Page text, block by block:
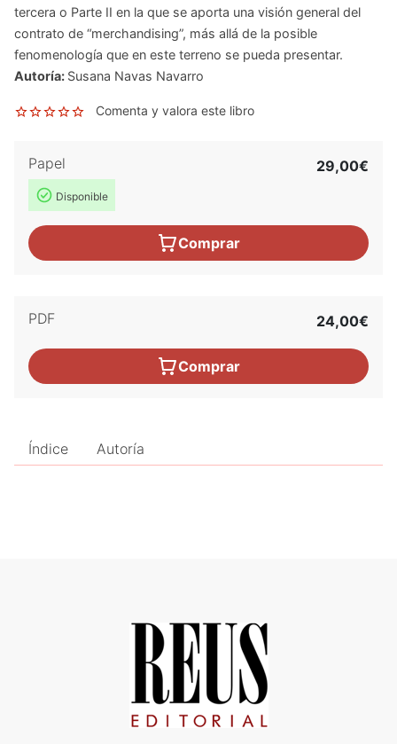
tercera o Parte II en la que se aporta una visión general del
contrato de “merchandising”, más allá de la posible
fenomenología que en este terreno se pueda presentar.
Autoría: Susana Navas Navarro
Comenta y valora este libro
Papel
Disponible
29,00€
Comprar
PDF 24,00€
Comprar
Índice Autoría